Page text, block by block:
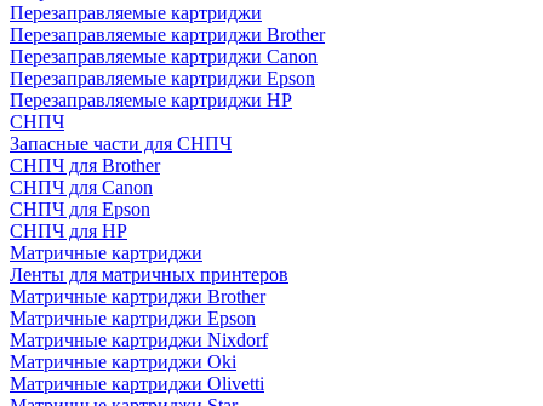
Перезаправляемые картриджи
Перезаправляемые картриджи Brother
Перезаправляемые картриджи Canon
Перезаправляемые картриджи Epson
Перезаправляемые картриджи HP
СНПЧ
Запасные части для СНПЧ
СНПЧ для Brother
СНПЧ для Canon
СНПЧ для Epson
СНПЧ для HP
Матричные картриджи
Ленты для матричных принтеров
Матричные картриджи Brother
Матричные картриджи Epson
Матричные картриджи Nixdorf
Матричные картриджи Oki
Матричные картриджи Olivetti